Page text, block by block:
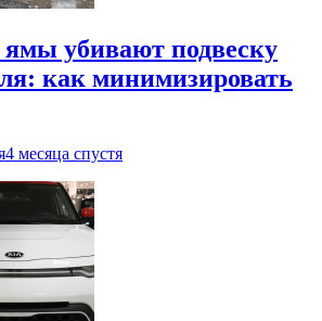
ямы убивают подвеску
как минимизировать
4 месяца спустя